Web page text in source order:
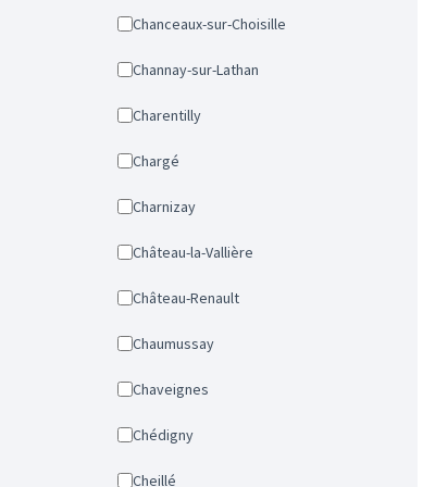
Chanceaux-sur-Choisille
Channay-sur-Lathan
Charentilly
Chargé
Charnizay
Château-la-Vallière
Château-Renault
Chaumussay
Chaveignes
Chédigny
Cheillé